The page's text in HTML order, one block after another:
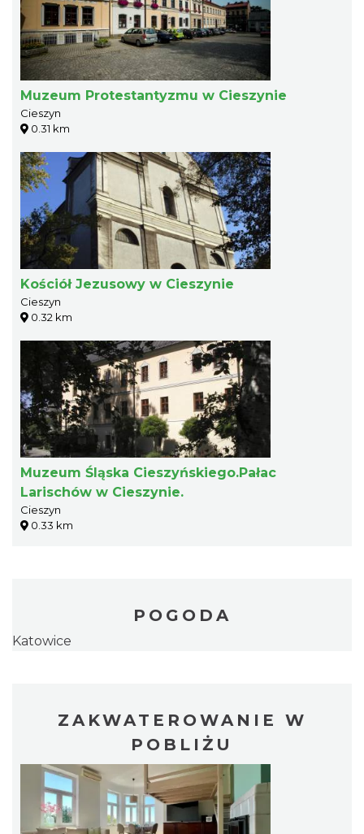
Muzeum Protestantyzmu w Cieszynie
Cieszyn
0.31 km
Kościół Jezusowy w Cieszynie
Cieszyn
0.32 km
Muzeum Śląska Cieszyńskiego.Pałac
Larischów w Cieszynie.
Cieszyn
0.33 km
POGODA
Katowice
ZAKWATEROWANIE W
POBLIŻU